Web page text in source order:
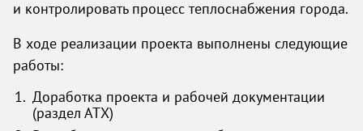
и контролировать процесс теплоснабжения города.
В ходе реализации проекта выполнены следующие
работы:
Доработка проекта и рабочей документации
(раздел АТХ)